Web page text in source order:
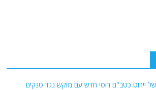
יירוט כטב"ם רוסי חדש עם מוקש נגד טנקים